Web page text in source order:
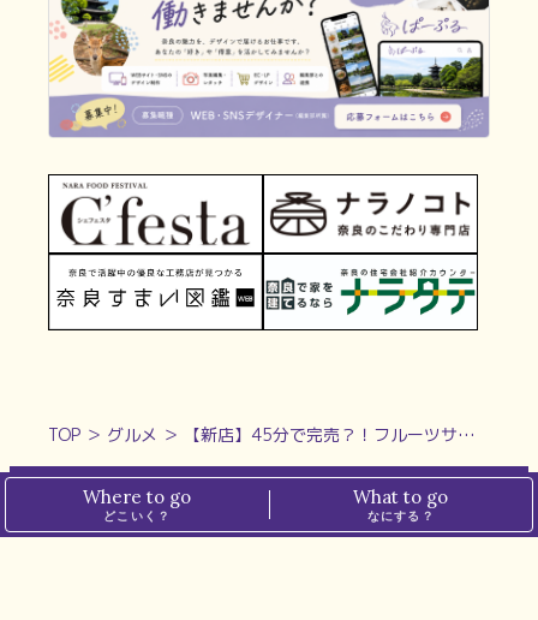
TOP ＞ グルメ ＞ 【新店】45分で完売？！フルーツサンド専門店が奈良上陸！｜纏 奈良店
Where to go
どこいく？
What to go
なにする？
プライバシーポリシー